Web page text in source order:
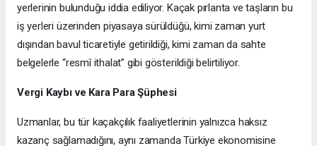
yerlerinin bulunduğu iddia ediliyor. Kaçak pırlanta ve taşların bu
iş yerleri üzerinden piyasaya sürüldüğü, kimi zaman yurt
dışından bavul ticaretiyle getirildiği, kimi zaman da sahte
belgelerle “resmî ithalat” gibi gösterildiği belirtiliyor.
Vergi Kaybı ve Kara Para Şüphesi
Uzmanlar, bu tür kaçakçılık faaliyetlerinin yalnızca haksız
kazanç sağlamadığını, aynı zamanda Türkiye ekonomisine